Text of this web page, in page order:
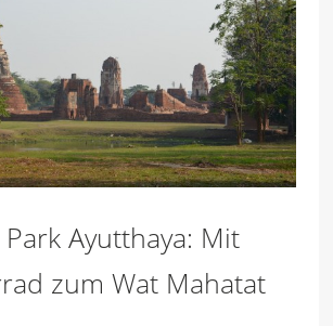
Ayutthaya: Mit
zum Wat Mahatat